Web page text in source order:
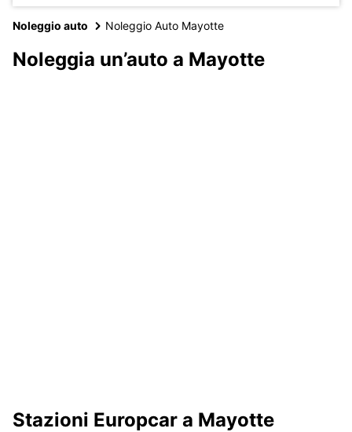
Noleggio auto Noleggio Auto Mayotte
Noleggia un’auto a Mayotte
Stazioni Europcar a Mayotte